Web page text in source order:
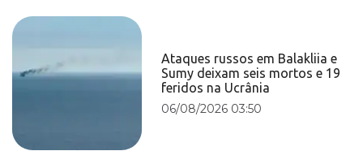
Ataques russos em Balakliia e
Sumy deixam seis mortos e 19
feridos na Ucrânia
06/08/2026 03:50